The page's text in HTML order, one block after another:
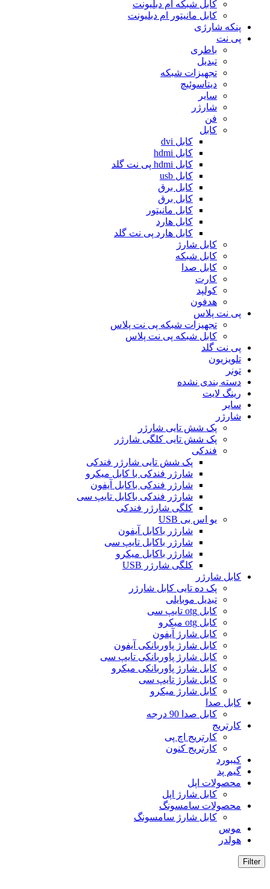
کابل شبکه ام دبلیونت
کابل مانیتور ام دبلیونت
پنکه شارژی
پی نت
باطری
تبدیل
تجهیزات شبکه
دیتاسوئیچ
سایر
شارژر
فن
کابل
کابل dvi
کابل hdmi
کابل hdmi پی نت گلد
کابل usb
کابل برق
کابل برق
کابل مانیتور
کابل هارد
کابل هارد پی نت گلد
کابل شارژ
کابل شبکه
کابل صدا
کارت
کولپد
هدفون
پی نت پلاس
تجهیزات شبکه پی نت پلاس
کابل شبکه پی نت پلاس
پی نت گلد
تلویزیون
تونر
دسته بندی نشده
رینگ لایت
سایر
شارژر
پک شش تایی شارژر
پک شش تایی کلگی شارژر
فندکی
پک شش تایی شارژر فندکی
شارژر فندکی با کابل میکرو
شارژر فندکی باکابل آیفون
شارژر فندکی باکابل تایپ سی
کلگی شارژر فندکی
یو اس بی USB
شارژر باکابل آیفون
شارژر باکابل تایپ سی
شارژر باکابل میکرو
کلگی شارژر USB
کابل شارژر
پک ده تایی کابل شارژر
تبدیل موبایلی
کابل otg تایپ سی
کابل otg میکرو
کابل شارژ آیفون
کابل شارژ پاوربانکی آیفون
کابل شارژ پاوربانکی تایپ سی
کابل شارژ پاوربانکی میکرو
کابل شارژ تایپ سی
کابل شارژ میکرو
کابل صدا
کابل صدا 90 درجه
کارتریج
کارتریج اچ پی
کارتریج کنون
کیبورد
گیم پد
محصولات اپل
کابل شارژ اپل
محصولات سامسونگ
کابل شارژ سامسونگ
موس
هولدر
Filter